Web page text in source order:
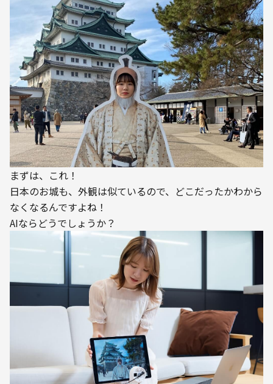
まずは、これ！
日本のお城も、外観は似ているので、どこだったかわから
なくなるんですよね！
AIならどうでしょうか？